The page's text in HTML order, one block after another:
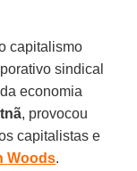
capitalismo
sindical
economia
, provocou
capitalistas e
Woods.